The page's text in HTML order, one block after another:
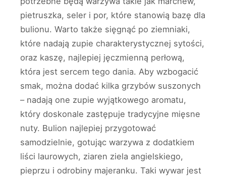
pietruszka, seler i por, które stanowią bazę dla
bulionu. Warto także sięgnąć po ziemniaki,
które nadają zupie charakterystycznej sytości,
oraz kaszę, najlepiej jęczmienną perłową,
która jest sercem tego dania. Aby wzbogacić
smak, można dodać kilka grzybów suszonych
– nadają one zupie wyjątkowego aromatu,
który doskonale zastępuje tradycyjne mięsne
nuty. Bulion najlepiej przygotować
samodzielnie, gotując warzywa z dodatkiem
liści laurowych, ziaren ziela angielskiego,
pieprzu i odrobiny majeranku. Taki wywar jest